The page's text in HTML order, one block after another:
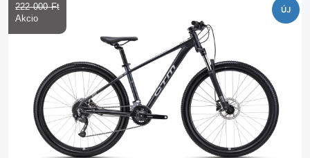
ÚJ
222 000 Ft‎